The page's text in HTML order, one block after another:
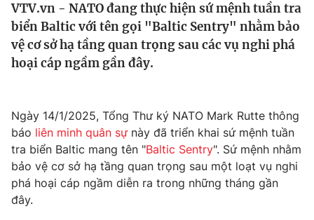
Thế giới
Tin tức
Câu chuyện quốc tế
Tài chính
Thị trường
Góc doanh nghiệp
Dữ liệu và đời sống
Truyền hình
Phim VTV
Giải trí
VTV.vn - NATO đang thực hiện sứ mệnh tuần tra
biển Baltic với tên gọi "Baltic Sentry" nhằm bảo
vệ cơ sở hạ tầng quan trọng sau các vụ nghi phá
hoại cáp ngầm gần đây.
Ngày 14/1/2025, Tổng Thư ký NATO Mark Rutte thông
báo liên minh quân sựnày đã triển khai sứ mệnh tuần
tra biển Baltic mang tên "Baltic Sentry". Sứ mệnh nhằm
bảo vệ cơ sở hạ tầng quan trọng sau một loạt vụ nghi
phá hoại cáp ngầm diễn ra trong những tháng gần
đây.